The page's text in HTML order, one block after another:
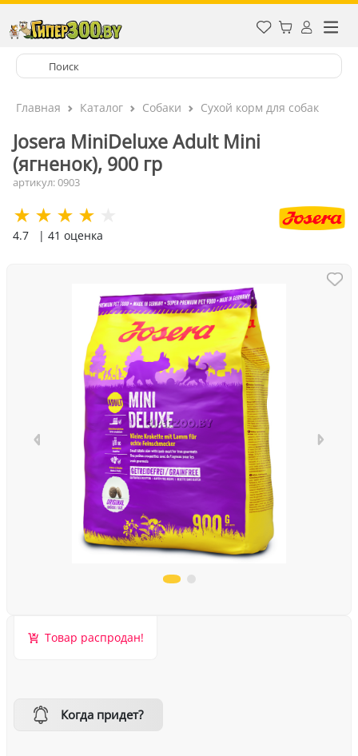
Главная Каталог Собаки Сухой корм для собак
Josera MiniDeluxe Adult Mini
(ягненок), 900 гр
артикул: 0903
4.7 | 41 оценка
Товар распродан!
Когда придет?